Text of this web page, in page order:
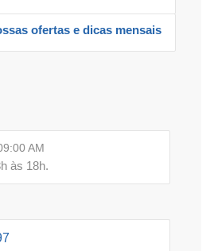
ofertas e dicas mensais
AM
às 18h.